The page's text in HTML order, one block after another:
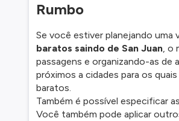
Rumbo
Se você estiver planejando uma
baratos saindo de San Juan, o
passagens e organizando-as
próximos a cidades para os
baratos.
Também é possível especificar
Você também pode aplicar